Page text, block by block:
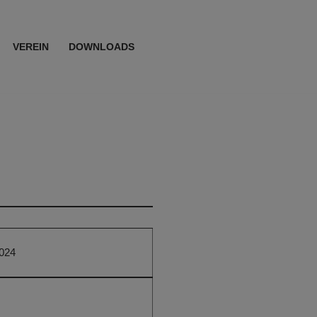
VEREIN DOWNLOADS